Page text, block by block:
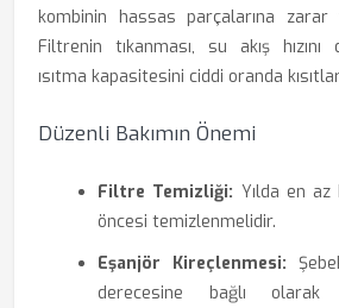
kombinin hassas parçalarına zarar
Filtrenin tıkanması, su akış hızını
ısıtma kapasitesini ciddi oranda
Düzenli Bakımın Önemi
Filtre Temizliği: Yılda en
öncesi temizlenmelidir.
Eşanjör Kireçlenmesi:
derecesine bağlı olarak